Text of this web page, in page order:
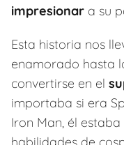
impresionar a su
Esta historia nos
enamorado hasta
convertirse en el
importaba si era
Iron Man, él
habilidades de